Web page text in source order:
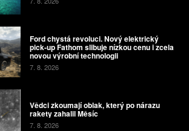
Ford chystá revoluci. Nový elektrický
pick-up Fathom slibuje nízkou cenu i zcela
novou výrobní technologii
7. 8. 2026
Vědci zkoumají oblak, který po nárazu
rakety zahalil Měsíc
7. 8. 2026